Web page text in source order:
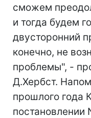
сможем
и тогда будем
двусторонний
конечно, не
проблемы", -
Д.Хербст.
прошлого года
постановлении